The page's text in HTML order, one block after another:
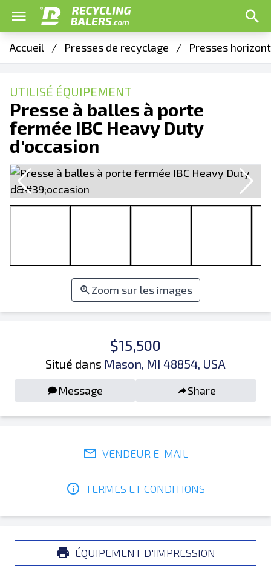
Accueil / Presses de recyclage / Presses
UTILISÉ ÉQUIPEMENT
Presse à balles à porte
fermée IBC Heavy Duty
d'occasion
Zoom sur les images
$15,500
Situé dans Mason, MI 48854, USA
Message Share
VENDEUR E-MAIL
TERMES ET CONDITIONS
ÉQUIPEMENT D'IMPRESSION